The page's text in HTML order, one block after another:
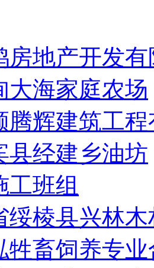
房地产开发
大海家庭农场
腾辉建筑工
县经建乡油坊
工班组
绥棱县兴林
牲畜饲养专